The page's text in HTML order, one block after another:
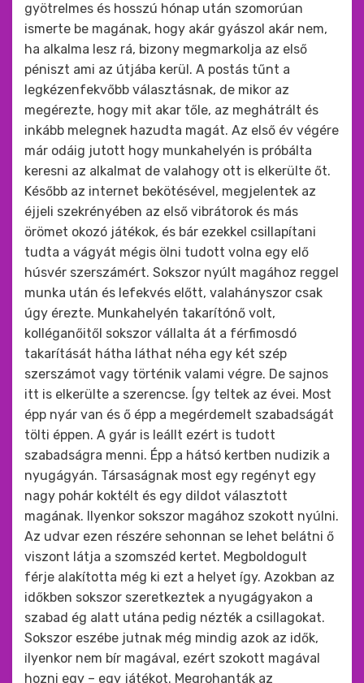
gyötrelmes és hosszú hónap után szomorúan
ismerte be magának, hogy akár gyászol akár nem,
ha alkalma lesz rá, bizony megmarkolja az első
péniszt ami az útjába kerül. A postás tűnt a
legkézenfekvőbb választásnak, de mikor az
megérezte, hogy mit akar tőle, az meghátrált és
inkább melegnek hazudta magát. Az első év végére
már odáig jutott hogy munkahelyén is próbálta
keresni az alkalmat de valahogy ott is elkerülte őt.
Később az internet bekötésével, megjelentek az
éjjeli szekrényében az első vibrátorok és más
örömet okozó játékok, és bár ezekkel csillapítani
tudta a vágyát mégis ölni tudott volna egy elő
húsvér szerszámért. Sokszor nyúlt magához reggel
munka után és lefekvés előtt, valahányszor csak
úgy érezte. Munkahelyén takarítónő volt,
kolléganőitől sokszor vállalta át a férfimosdó
takarítását hátha láthat néha egy két szép
szerszámot vagy történik valami végre. De sajnos
itt is elkerülte a szerencse. Így teltek az évei. Most
épp nyár van és ő épp a megérdemelt szabadságát
tölti éppen. A gyár is leállt ezért is tudott
szabadságra menni. Épp a hátsó kertben nudizik a
nyugágyán. Társaságnak most egy regényt egy
nagy pohár koktélt és egy dildot választott
magának. Ilyenkor sokszor magához szokott nyúlni.
Az udvar ezen részére sehonnan se lehet belátni ő
viszont látja a szomszéd kertet. Megboldogult
férje alakította még ki ezt a helyet így. Azokban az
időkben sokszor szeretkeztek a nyugágyakon a
szabad ég alatt utána pedig nézték a csillagokat.
Sokszor eszébe jutnak még mindig azok az idők,
ilyenkor nem bír magával, ezért szokott magával
hozni egy – egy játékot. Megrohanták az